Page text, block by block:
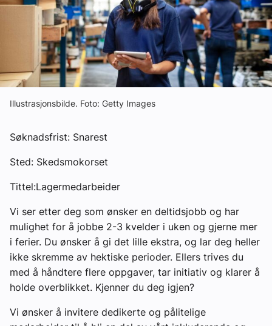
Aktivitetskalender
Bransjekommentar
Aktuelle prosjekter
Illustrasjonsbilde. Foto: Getty Images
Søknadsfrist: Snarest
Sted: Skedsmokorset
Tittel:Lagermedarbeider
Vi ser etter deg som ønsker en deltidsjobb og har
mulighet for å jobbe 2-3 kvelder i uken og gjerne mer
i ferier. Du ønsker å gi det lille ekstra, og lar deg heller
ikke skremme av hektiske perioder. Ellers trives du
med å håndtere flere oppgaver, tar initiativ og klarer å
holde overblikket. Kjenner du deg igjen?
Vi ønsker å invitere dedikerte og pålitelige